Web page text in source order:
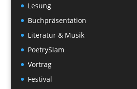
Lesung
Buchpräsentation
Literatur & Musik
PoetrySlam
Vortrag
Festival